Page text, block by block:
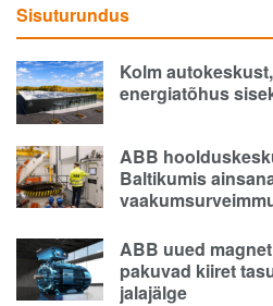
Sisuturundus
Kolm
energiatõhus
ABB
Baltikumis
ABB uued
pakuvad kiiret
jalajälge